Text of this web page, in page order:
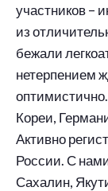
участников –
из
бежали
нетерпением
Кореи,
Активно
России. С
Сахалин,